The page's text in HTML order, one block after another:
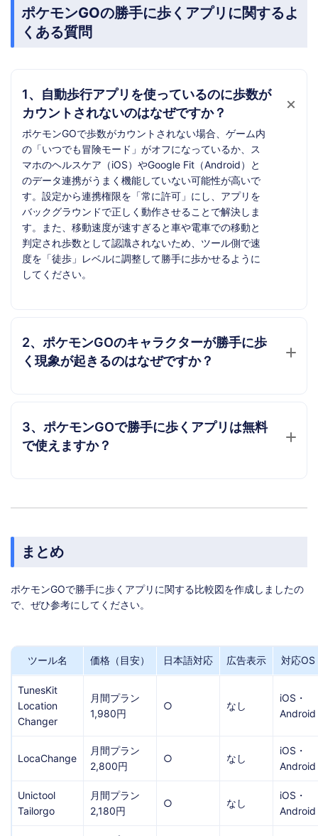
ポケモンGOの勝手に歩くアプリに関するよ
くある質問
1、自動歩行アプリを使っているのに歩数が
カウントされないのはなぜですか？
ポケモンGOで歩数がカウントされない場合、ゲーム内
の「いつでも冒険モード」がオフになっているか、ス
マホのヘルスケア（iOS）やGoogle Fit（Android）と
のデータ連携がうまく機能していない可能性が高いで
す。設定から連携権限を「常に許可」にし、アプリを
バックグラウンドで正しく動作させることで解決しま
す。また、移動速度が速すぎると車や電車での移動と
判定され歩数として認識されないため、ツール側で速
度を「徒歩」レベルに調整して勝手に歩かせるように
してください。
2、ポケモンGOのキャラクターが勝手に歩
く現象が起きるのはなぜですか？
3、ポケモンGOで勝手に歩くアプリは無料
で使えますか？
まとめ
ポケモンGOで勝手に歩くアプリに関する比較図を作成しましたの
で、ぜひ参考にしてください。
ツール名 価格（目安） 日本語対応 広告表示 対応OS
TunesKit
Location
Changer
月間プラン
1,980円
○ なし
iOS・
Android
LocaChange
月間プラン
2,800円
○ なし
iOS・
Android
Unictool
Tailorgo
月間プラン
2,180円
○ なし
iOS・
Android